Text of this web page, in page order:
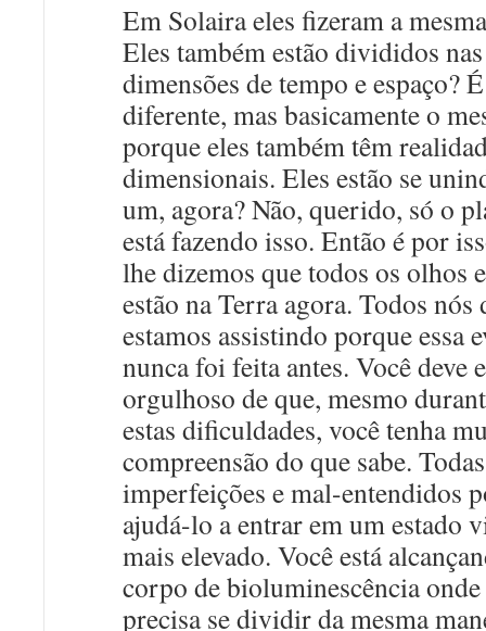
Em Solaira eles fizeram a
Eles também estão divididos
dimensões de tempo e espaço?
diferente, mas basicamente o
porque eles também têm
dimensionais. Eles estão se
um, agora? Não, querido, só o
está fazendo isso. Então é por
lhe dizemos que todos os olhos
estão na Terra agora. Todos nós
estamos assistindo porque essa
nunca foi feita antes. Você deve
orgulhoso de que, mesmo
estas dificuldades, você tenha
compreensão do que sabe.
imperfeições e mal-entendidos
ajudá-lo a entrar em um estado
mais elevado. Você está
corpo de bioluminescência
precisa se dividir da mesma